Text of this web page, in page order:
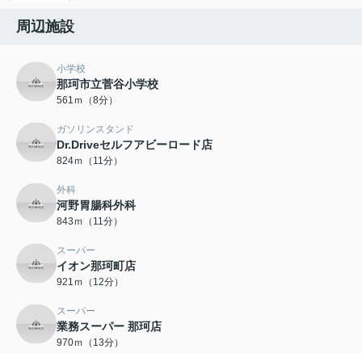
周辺施設
小学校
那珂市立菅谷小学校
561ｍ（8分）
ガソリンスタンド
Dr.Driveセルフアビーロード店
824ｍ（11分）
外科
河野胃腸科外科
843ｍ（11分）
スーパー
イオン那珂町店
921ｍ（12分）
スーパー
業務スーパー 那珂店
970ｍ（13分）